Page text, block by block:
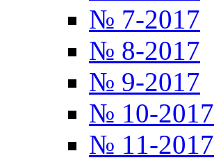
№ 7-2017
№ 8-2017
№ 9-2017
№ 10-2017
№ 11-2017